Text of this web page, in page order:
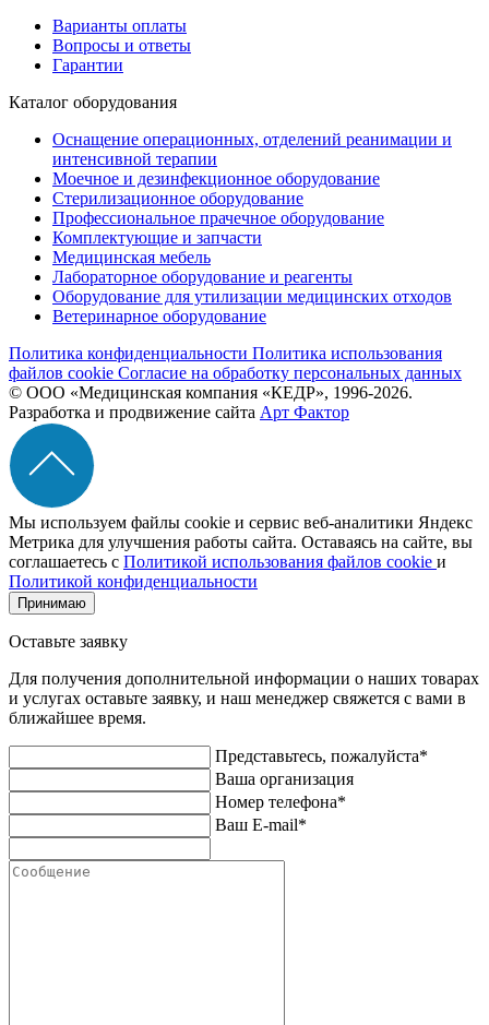
Варианты оплаты
Вопросы и ответы
Гарантии
Каталог оборудования
Оснащение операционных, отделений реанимации и
интенсивной терапии
Моечное и дезинфекционное оборудование
Стерилизационное оборудование
Профессиональное прачечное оборудование
Комплектующие и запчасти
Медицинская мебель
Лабораторное оборудование и реагенты
Оборудование для утилизации медицинских отходов
Ветеринарное оборудование
Политика конфиденциальности Политика использования
файлов cookie Согласие на обработку персональных данных
© ООО «Медицинская компания «КЕДР», 1996-2026.
Разработка и продвижение сайта Арт Фактор
Мы используем файлы cookie и сервис веб-аналитики Яндекс
Метрика для улучшения работы сайта. Оставаясь на сайте, вы
соглашаетесь с Политикой использования файлов cookie и
Политикой конфиденциальности
Принимаю
Оставьте заявку
Для получения дополнительной информации о наших товарах
и услугах оставьте заявку, и наш менеджер свяжется с вами в
ближайшее время.
Представьтесь, пожалуйста*
Ваша организация
Номер телефона*
Ваш E-mail*